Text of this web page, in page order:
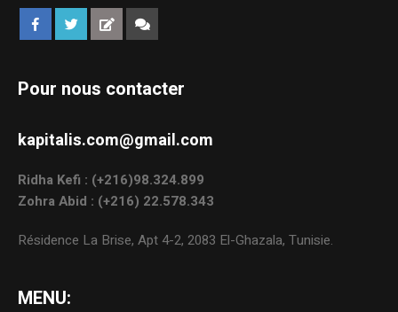
Pour nous contacter
kapitalis.com@gmail.com
Ridha Kefi : (+216)98.324.899
Zohra Abid : (+216) 22.578.343
Résidence La Brise, Apt 4-2, 2083 El-Ghazala, Tunisie.
MENU: